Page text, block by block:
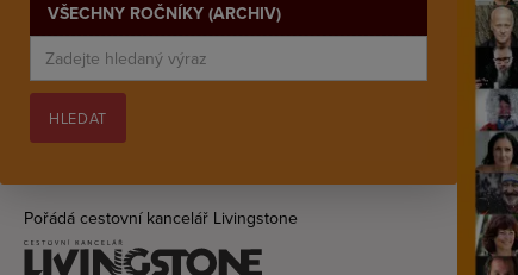
VŠECHNY ROČNÍKY (ARCHIV)
Pořádá cestovní kancelář Livingstone